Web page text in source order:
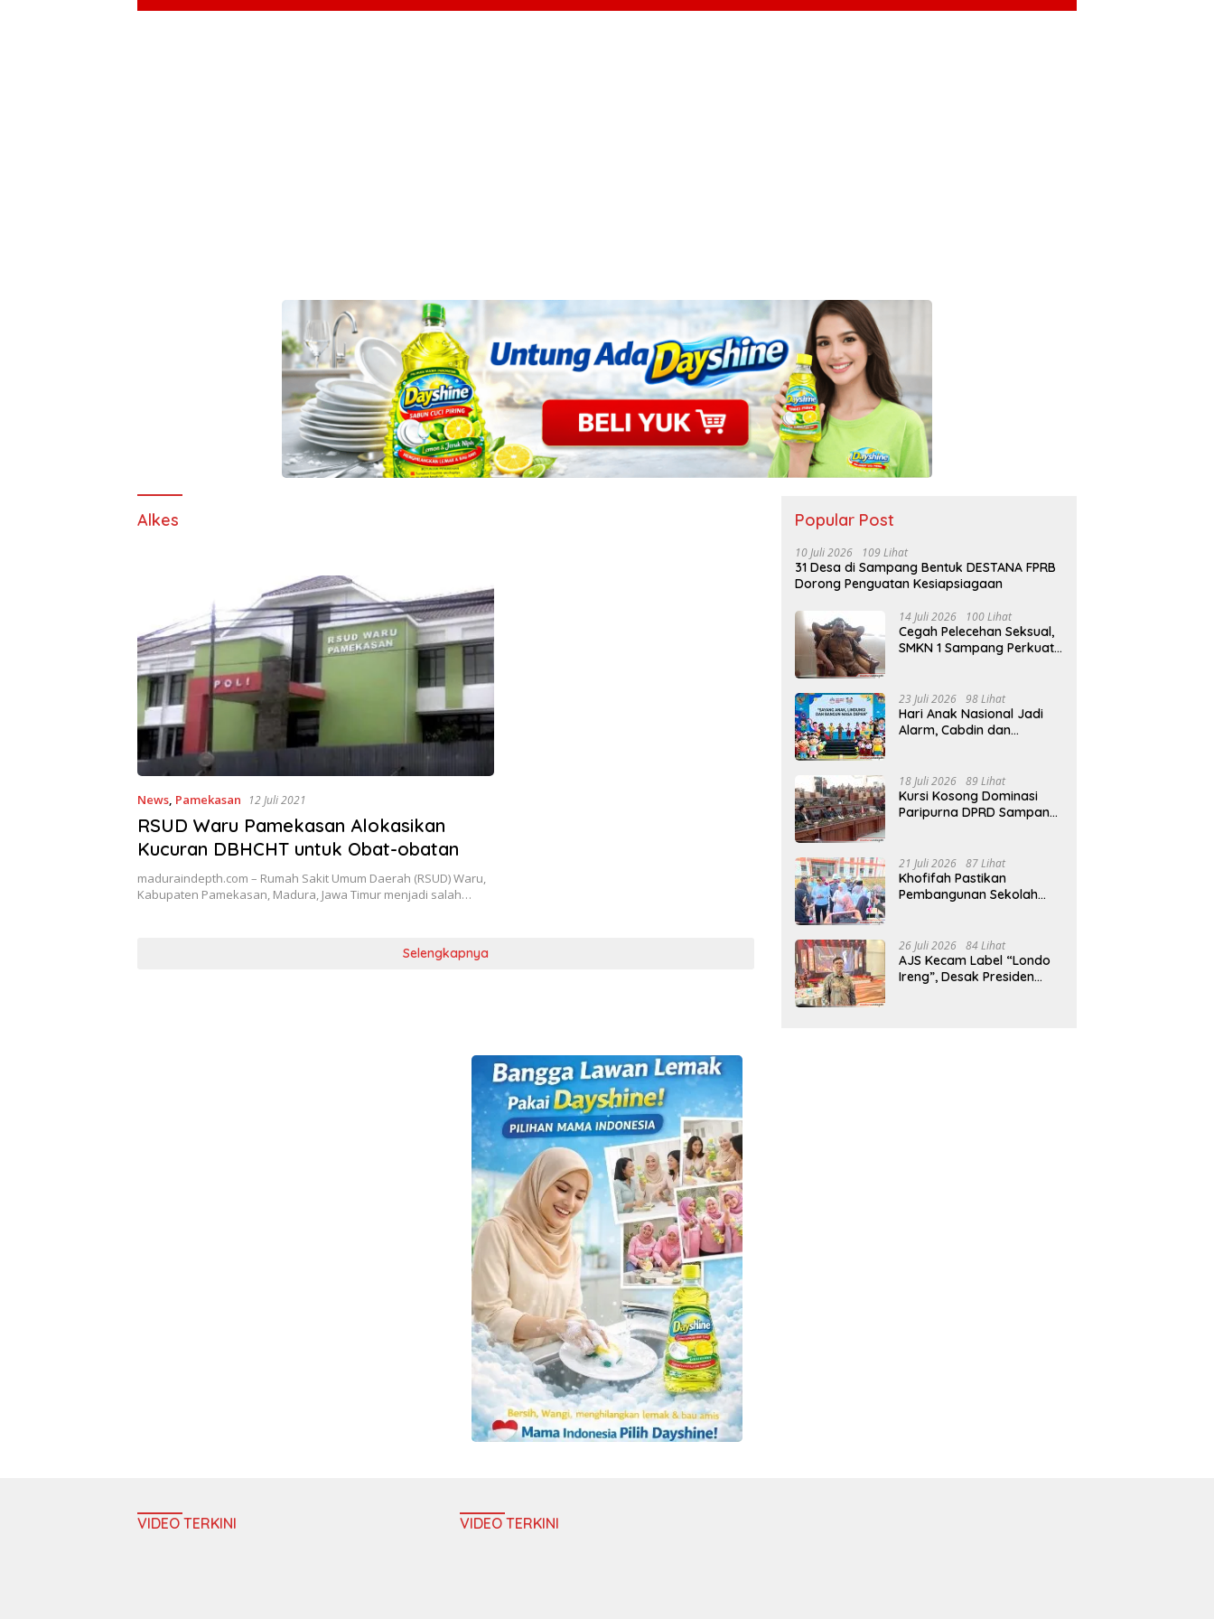
Alkes
News, Pamekasan 12 Juli 2021
RSUD Waru Pamekasan Alokasikan
Kucuran DBHCHT untuk Obat-obatan
maduraindepth.com – Rumah Sakit Umum Daerah (RSUD) Waru,
Kabupaten Pamekasan, Madura, Jawa Timur menjadi salah…
Selengkapnya
Popular Post
10 Juli 2026 109 Lihat
31 Desa di Sampang Bentuk DESTANA FPRB
Dorong Penguatan Kesiapsiagaan
14 Juli 2026 100 Lihat
Cegah Pelecehan Seksual,
SMKN 1 Sampang Perkuat
23 Juli 2026 98 Lihat
Hari Anak Nasional Jadi
Alarm, Cabdin dan
Kekerasan Seksual Anak
18 Juli 2026 89 Lihat
Kursi Kosong Dominasi
Paripurna DPRD Sampang,
21 Juli 2026 87 Lihat
Khofifah Pastikan
Pembangunan Sekolah
Indonesia Emas
26 Juli 2026 84 Lihat
AJS Kecam Label “Londo
Ireng”, Desak Presiden
VIDEO TERKINI VIDEO TERKINI